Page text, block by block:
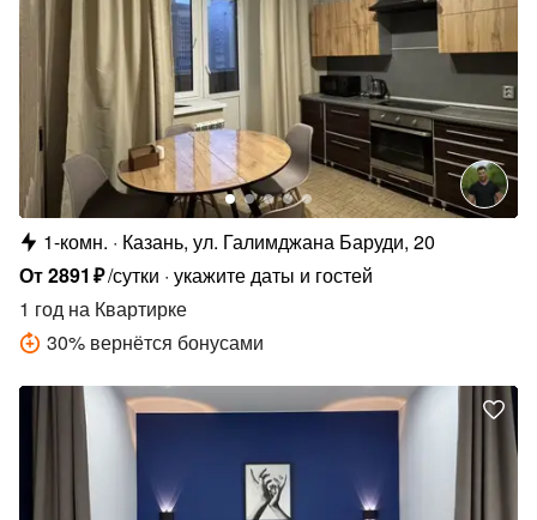
1-комн.
Казань, ул. Галимджана Баруди, 20
От2891 ₽/сутки укажите даты и гостей
1 год на Квартирке
30% вернётся бонусами